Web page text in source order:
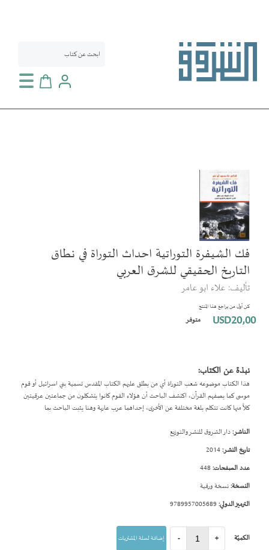
سلة التسوق
فك الشيفرة التوراتية احداث التوراة في نطاق
التاريخ الحقيقي للشرق العربي
تأليف: علاء ابو عامر
كن أول من يراجع هذا المنتج
USD20٫00 متوفر
نبذة عن الكتاب:
هذا الكتاب موضوعه شعب التوراة أي من يطلق عليهم الكتاب المقدس تسمية بني اسرائيل أو قوم
موسى كما يصفهم القرآن، اكتشف الباحث أن هؤلاء القوم كانوا يتشكلون من جماعتين عرقيتين
كلاًّ منها كانت تتكلم بلغة مختلفة عن الأخرى، إحداهما عرب عاربة وهنا يثبت الباحث بما
الناشر:دار الشروق للنشر والتوزيع
تاريخ النشر:
عدد الصفحات:
النسخة:نسخة ورقية
الترميز الدولي:
الكميّة - + إضافة لسلة المشتريات
انتقل
النهاية
معرض
الصور
تخطي
إلى
بداية
معرض